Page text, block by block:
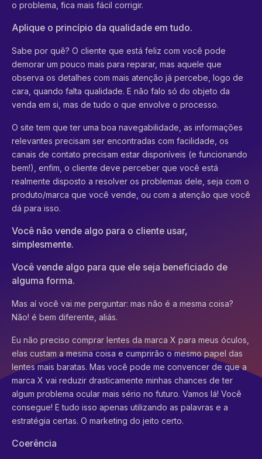
o problema, fica mais fácil corrigir.
Aplique o princípio da qualidade em tudo.
Sabe por quê? O cliente que está feliz com você pode
demorar um pouco mais para reparar, mas aquele que
observa os detalhes com mais atenção já percebe, logo de
cara, quando falta qualidade. E não falo só do objeto da
venda em si, mas de tudo o que envolve o processo.
O site tem que ter uma boa navegabilidade, as informações
relevantes precisam ser encontradas com facilidade, os
canais de contato precisam estar disponíveis (e funcionando
bem!), enfim, o cliente deve perceber que você está
realmente disposto a resolver os problemas dele, seja com o
produto/marca que você vende, ou com a atenção que você
dá para isso.
Você não vende algo para o cliente usar,
simplesmente.
Você vende algo para que ele seja beneficiado de
alguma forma.
Mas aí você vai me perguntar: mas não é a mesma coisa?
Não! é bem diferente, aliás.
Eu não preciso comprar lentes da marca X para meus óculos,
elas custam a mesma coisa e cumprirão o mesmo papel das
lentes mais baratas. Mas você pode me convencer de que a
marca X vai reduzir drasticamente minhas chances de ter
algum problema ocular mais sério no futuro. Vamos lá! Você
consegue! E tudo isso apenas utilizando as palavras e a
estratégia certas. O marketing do jeito certo.
Coerência